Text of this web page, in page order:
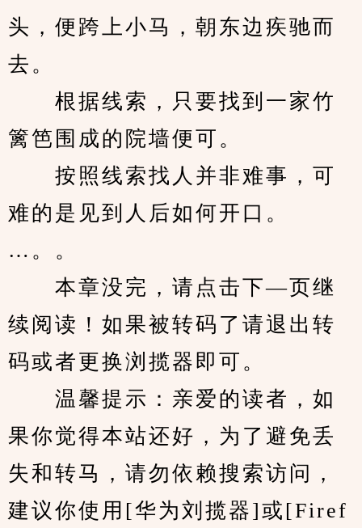
头，便跨上小马，朝东边疾驰而
去。
根据线索，只要找到一家竹
篱笆围成的院墙便可。
按照线索找人并非难事，可
难的是见到人后如何开口。
…。。
本章没完，请点击下—页继
续阅读！如果被转码了请退出转
码或者更换浏揽器即可。
温馨提示：亲爱的读者，如
果你觉得本站还好，为了避免丢
失和转马，请勿依赖搜索访问，
建议你使用[华为刘揽器]或[Firef